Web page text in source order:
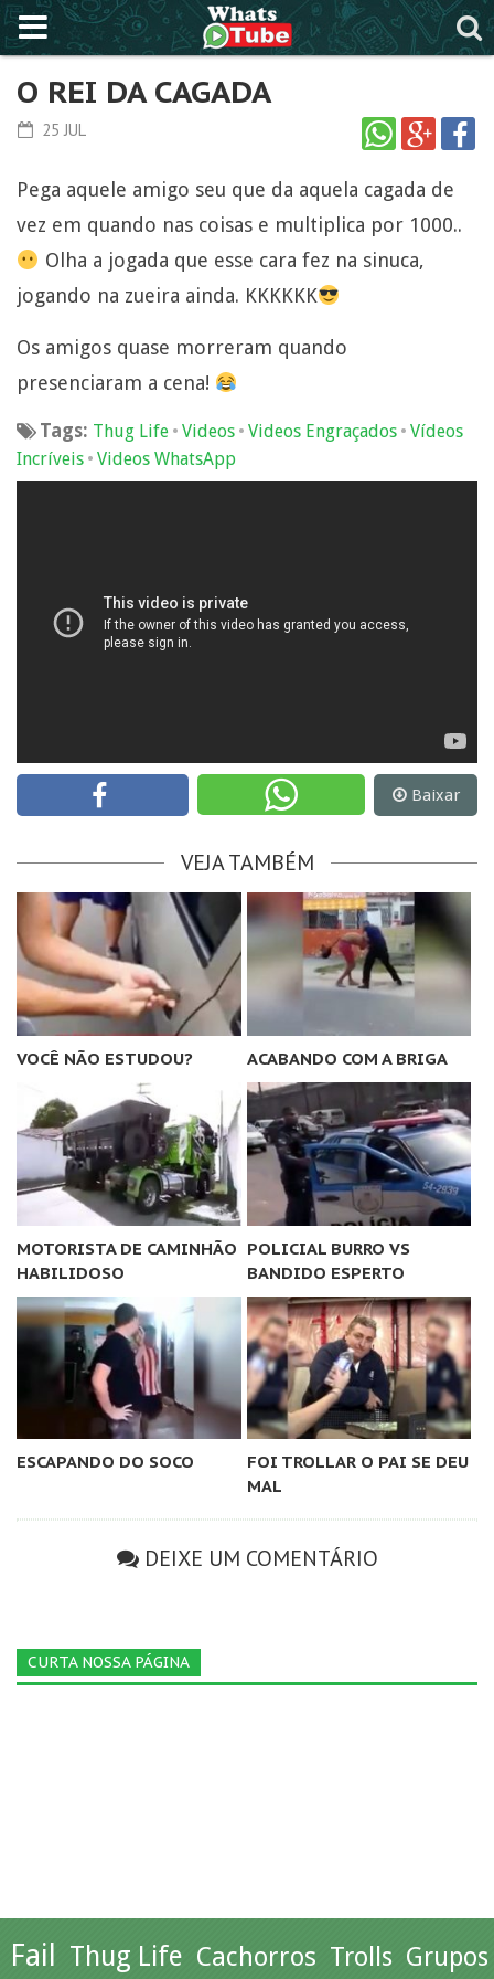
O REI DA CAGADA
25 JUL
Pega aquele amigo seu que da aquela cagada de
vez em quando nas coisas e multiplica por 1000..
Olha a jogada que esse cara fez na sinuca,
jogando na zueira ainda. KKKKKK
Os amigos quase morreram quando
presenciaram a cena!
Tags: Thug Life • Videos • Videos Engraçados • Vídeos
Incríveis • Videos WhatsApp
Baixar
VEJA TAMBÉM
VOCÊ NÃO ESTUDOU? ACABANDO COM A BRIGA
MOTORISTA DE CAMINHÃO
HABILIDOSO
POLICIAL BURRO VS
BANDIDO ESPERTO
ESCAPANDO DO SOCO
FOI TROLLAR O PAI SE DEU
MAL
DEIXE UM COMENTÁRIO
CURTA NOSSA PÁGINA
Fail Thug Life Cachorros Trolls Grupos